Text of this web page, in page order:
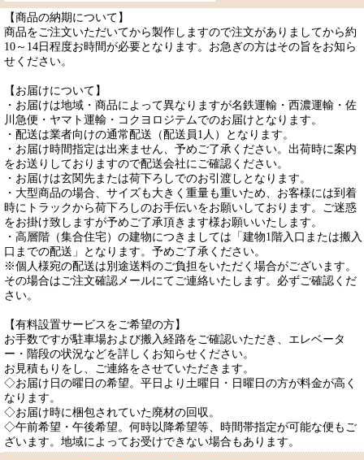
【商品の納期について】
商品をご注文いただいてから製作しますので注文がありましてから約
10～14日程度お時間が必要となります。お急ぎの方はその旨をお知ら
せください。
【お届けについて】
・お届けは地域・商品によって異なりますが名鉄運輸・西濃運輸・佐
川急便・ヤマト運輸・コクヨロジテムでのお届けとなります。
・配送は業者向けの通常配送（配送員1人）となります。
・お届け時間指定は出来ません、予めご了承ください。出荷時に案内
をお送りしておりますので配送会社にご確認ください。
・お届けは玄関先または荷下ろしでのお引渡しとなります。
・大型商品の場合、サイズも大きく重量も重いため、お客様には到着
時にトラックから荷下ろしのお手伝いをお願いしております。ご迷惑
をお掛け致しますが予めご了承頂きます様お願いいたします。
・高層階（集合住宅）の建物につきましては「建物1階入口または搬入
口までの配送」となります。予めご了承ください。
※個人様宛の配送は別途送料のご負担をいただく場合がございます。
その場合はご注文確認メールにてご連絡いたします。必ずご確認くだ
さい。
【有料設置サービスをご希望の方】
お手数ですが駐車場および搬入経路をご確認いただき、エレベータ
ー・階段の状況などを詳しくお知らせください。
お見積もりをし、ご連絡をさせていただきます。
◇お届け日の曜日の希望。平日より土曜日・日曜日の方が料金が高く
なります。
◇お届け時に梱包されていた廃材の回収。
◇午前希望・午後希望。何時以降希望等、時間帯指定が可能な便もご
ざいます。地域によってお受けできない場合もあります。